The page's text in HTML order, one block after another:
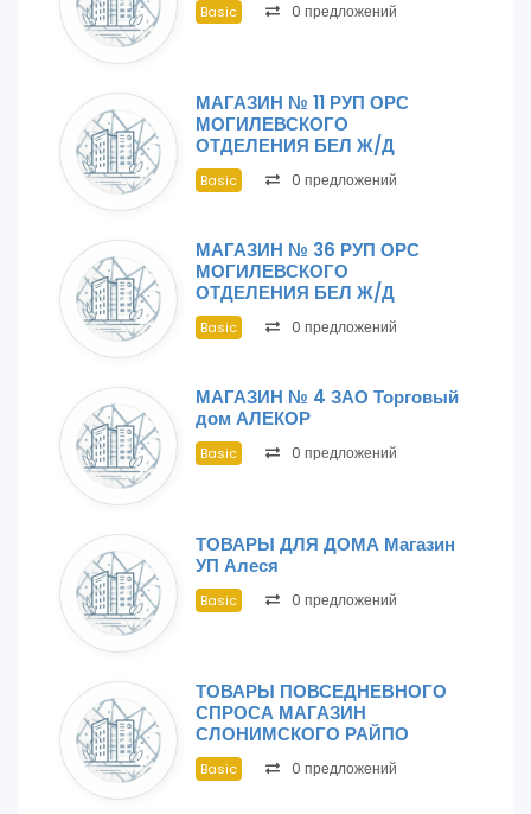
Basic 0 предложений
МАГАЗИН № 11 РУП ОРС
МОГИЛЕВСКОГО
ОТДЕЛЕНИЯ БЕЛ Ж/Д
Basic 0 предложений
МАГАЗИН № 36 РУП ОРС
МОГИЛЕВСКОГО
ОТДЕЛЕНИЯ БЕЛ Ж/Д
Basic 0 предложений
МАГАЗИН № 4 ЗАО Торговый
дом АЛЕКОР
Basic 0 предложений
ТОВАРЫ ДЛЯ ДОМА Магазин
УП Алеся
Basic 0 предложений
ТОВАРЫ ПОВСЕДНЕВНОГО
СПРОСА МАГАЗИН
СЛОНИМСКОГО РАЙПО
Basic 0 предложений